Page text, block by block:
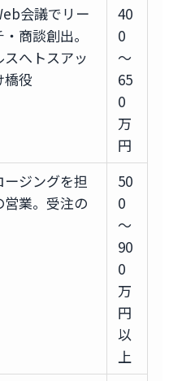
会議でリー
商談創出。
へトスアッ
橋役
40
0
〜
65
0
万
円
ジングを担
業。受注の
50
0
〜
90
0
万
円
以
上